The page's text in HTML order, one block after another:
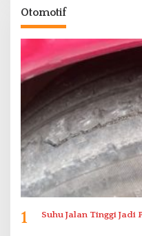
Otomotif
1 Suhu Jalan Tinggi Jadi